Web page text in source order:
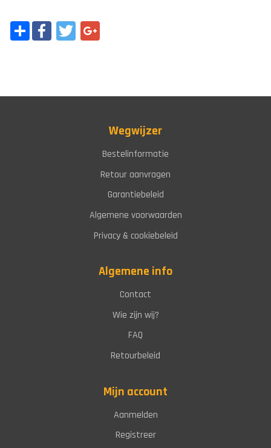
Share FacebookTwitter
Wegwijzer
Bestelinformatie
Retour aanvragen
Garantiebeleid
Algemene voorwaarden
Privacy & cookiebeleid
Algemene info
Contact
Wie zijn wij?
FAQ
Retourbeleid
Mijn account
Aanmelden
Registreer